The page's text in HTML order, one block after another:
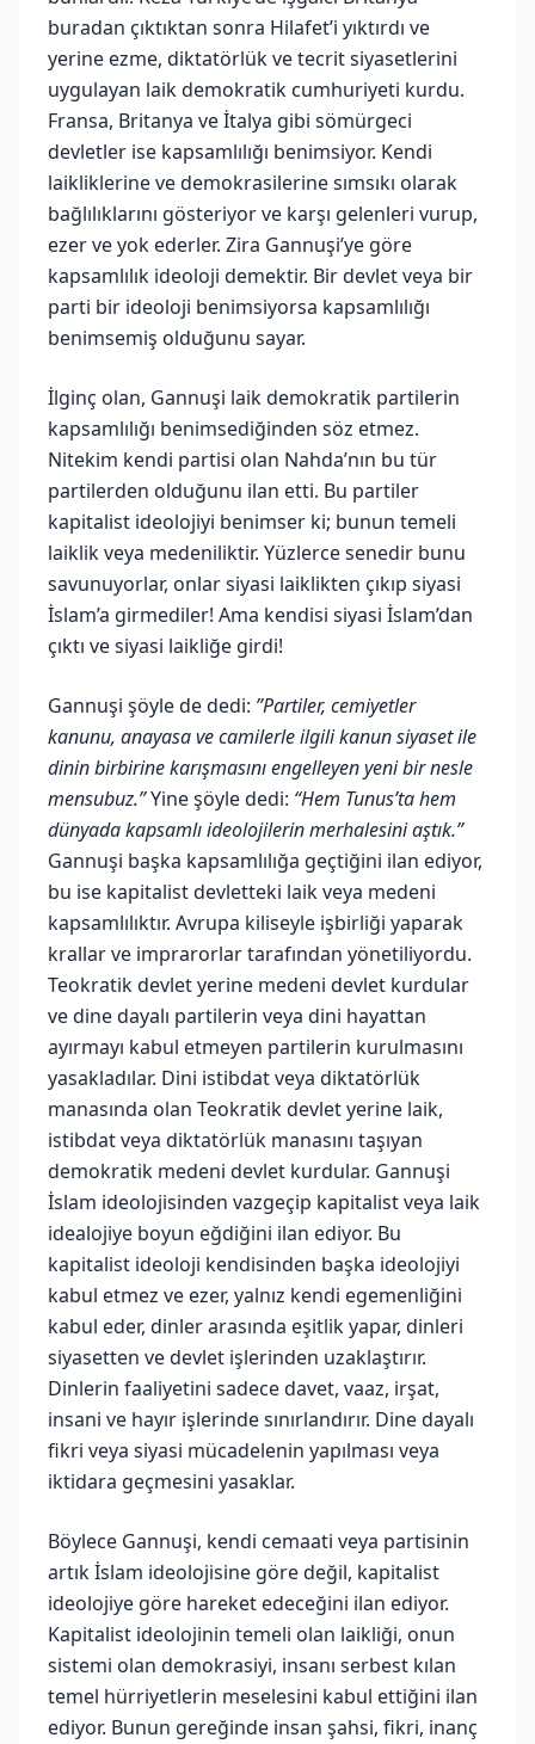
buradan çıktıktan sonra Hilafet’i yıktırdı ve
yerine ezme, diktatörlük ve tecrit siyasetlerini
uygulayan laik demokratik cumhuriyeti kurdu.
Fransa, Britanya ve İtalya gibi sömürgeci
devletler ise kapsamlılığı benimsiyor. Kendi
laikliklerine ve demokrasilerine sımsıkı olarak
bağlılıklarını gösteriyor ve karşı gelenleri vurup,
ezer ve yok ederler. Zira Gannuşi’ye göre
kapsamlılık ideoloji demektir. Bir devlet veya bir
parti bir ideoloji benimsiyorsa kapsamlılığı
benimsemiş olduğunu sayar.
İlginç olan, Gannuşi laik demokratik partilerin
kapsamlılığı benimsediğinden söz etmez.
Nitekim kendi partisi olan Nahda’nın bu tür
partilerden olduğunu ilan etti. Bu partiler
kapitalist ideolojiyi benimser ki; bunun temeli
laiklik veya medeniliktir. Yüzlerce senedir bunu
savunuyorlar, onlar siyasi laiklikten çıkıp siyasi
İslam’a girmediler! Ama kendisi siyasi İslam’dan
çıktı ve siyasi laikliğe girdi!
Gannuşi şöyle de dedi: ”Partiler, cemiyetler
kanunu, anayasa ve camilerle ilgili kanun siyaset ile
dinin birbirine karışmasını engelleyen yeni bir nesle
mensubuz.”Yine şöyle dedi: “Hem Tunus’ta hem
dünyada kapsamlı ideolojilerin merhalesini aştık.”
Gannuşi başka kapsamlılığa geçtiğini ilan ediyor,
bu ise kapitalist devletteki laik veya medeni
kapsamlılıktır. Avrupa kiliseyle işbirliği yaparak
krallar ve imprarorlar tarafından yönetiliyordu.
Teokratik devlet yerine medeni devlet kurdular
ve dine dayalı partilerin veya dini hayattan
ayırmayı kabul etmeyen partilerin kurulmasını
yasakladılar. Dini istibdat veya diktatörlük
manasında olan Teokratik devlet yerine laik,
istibdat veya diktatörlük manasını taşıyan
demokratik medeni devlet kurdular. Gannuşi
İslam ideolojisinden vazgeçip kapitalist veya laik
idealojiye boyun eğdiğini ilan ediyor. Bu
kapitalist ideoloji kendisinden başka ideolojiyi
kabul etmez ve ezer, yalnız kendi egemenliğini
kabul eder, dinler arasında eşitlik yapar, dinleri
siyasetten ve devlet işlerinden uzaklaştırır.
Dinlerin faaliyetini sadece davet, vaaz, irşat,
insani ve hayır işlerinde sınırlandırır. Dine dayalı
fikri veya siyasi mücadelenin yapılması veya
iktidara geçmesini yasaklar.
Böylece Gannuşi, kendi cemaati veya partisinin
artık İslam ideolojisine göre değil, kapitalist
ideolojiye göre hareket edeceğini ilan ediyor.
Kapitalist ideolojinin temeli olan laikliği, onun
sistemi olan demokrasiyi, insanı serbest kılan
temel hürriyetlerin meselesini kabul ettiğini ilan
ediyor. Bunun gereğinde insan şahsi, fikri, inanç